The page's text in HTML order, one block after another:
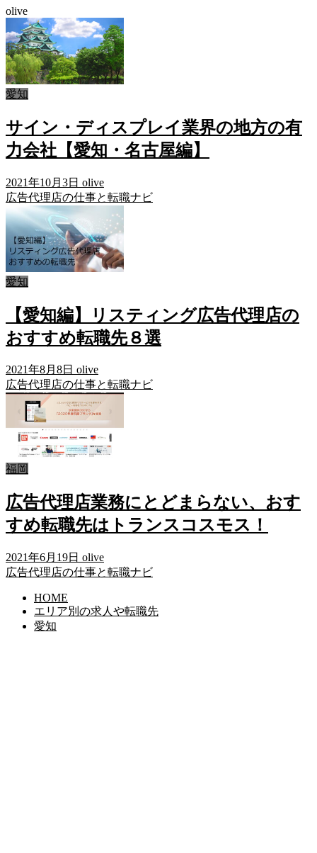
olive
愛知
サイン・ディスプレイ業界の地方の有
力会社【愛知・名古屋編】
2021年10月3日 olive
広告代理店の仕事と転職ナビ
愛知
【愛知編】リスティング広告代理店の
おすすめ転職先８選
2021年8月8日 olive
広告代理店の仕事と転職ナビ
福岡
広告代理店業務にとどまらない、おす
すめ転職先はトランスコスモス！
2021年6月19日 olive
広告代理店の仕事と転職ナビ
HOME
エリア別の求人や転職先
愛知